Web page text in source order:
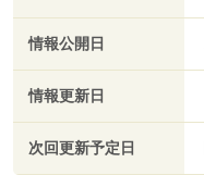
情報公開日
情報更新日
次回更新予定日